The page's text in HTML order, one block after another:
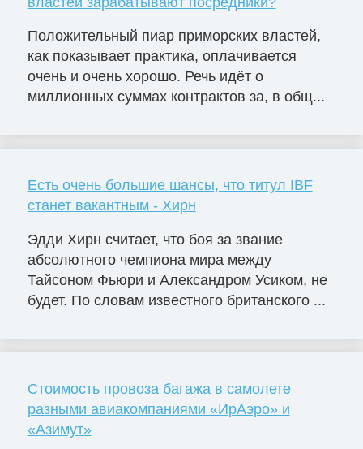
Положительный пиар приморских властей,
как показывает практика, оплачивается
очень и очень хорошо. Речь идёт о
миллионных суммах контрактов за, в общ...
Есть очень большие шансы, что титул IBF
станет вакантным - Хирн
Эдди Хирн считает, что боя за звание
абсолютного чемпиона мира между
Тайсоном Фьюри и Александром Усиком, не
будет. По словам известного британского ...
Стоимость провоза багажа в самолете
разными авиакомпаниями «ИрАэро» и
«Азимут»